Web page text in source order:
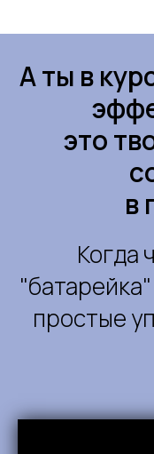
А ты в
это
в
Когда
простые